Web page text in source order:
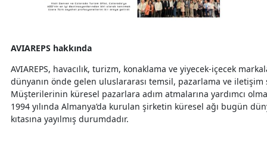
AVIAREPS hakkında
AVIAREPS, havacılık, turizm, konaklama ve yiyecek-içecek
dünyanın önde gelen uluslararası temsil, pazarlama ve iletişim
Müşterilerinin küresel pazarlara adım atmalarına yardımcı
1994 yılında Almanya’da kurulan şirketin küresel ağı bugün
kıtasına yayılmış durumdadır.